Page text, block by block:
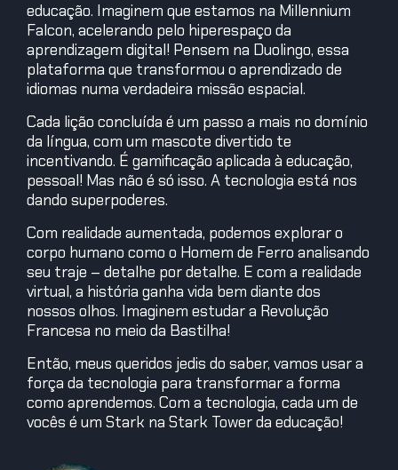
educação. Imaginem que estamos na Millennium
Falcon, acelerando pelo hiperespaço da
aprendizagem digital! Pensem na Duolingo, essa
plataforma que transformou o aprendizado de
idiomas numa verdadeira missão espacial.
Cada lição concluída é um passo a mais no domínio
da língua, com um mascote divertido te
incentivando. É gamificação aplicada à educação,
pessoal! Mas não é só isso. A tecnologia está nos
dando superpoderes.
Com realidade aumentada, podemos explorar o
corpo humano como o Homem de Ferro analisando
seu traje – detalhe por detalhe. E com a realidade
virtual, a história ganha vida bem diante dos
nossos olhos. Imaginem estudar a Revolução
Francesa no meio da Bastilha!
Então, meus queridos jedis do saber, vamos usar a
força da tecnologia para transformar a forma
como aprendemos. Com a tecnologia, cada um de
vocês é um Stark na Stark Tower da educação!